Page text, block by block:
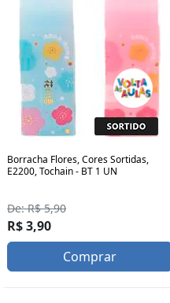
Borracha Flores, Cores Sortidas,
E2200, Tochain - BT 1 UN
De: R$ 5,90
R$ 3,90
Comprar